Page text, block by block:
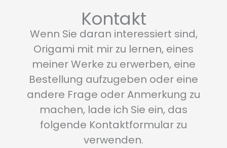
Kontakt
Wenn Sie daran interessiert sind,
Origami mit mir zu lernen, eines
meiner Werke zu erwerben, eine
Bestellung aufzugeben oder eine
andere Frage oder Anmerkung zu
machen, lade ich Sie ein, das
folgende Kontaktformular zu
verwenden.